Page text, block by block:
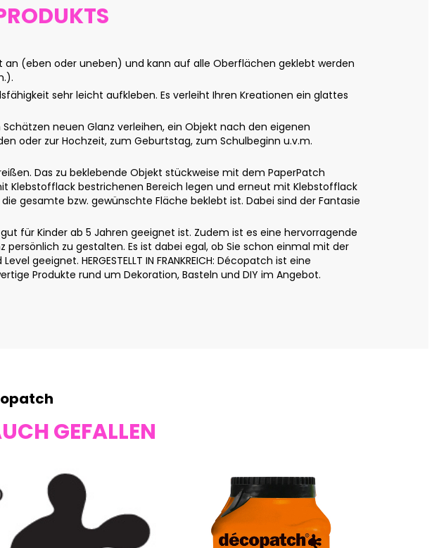
an (eben oder uneben) und kann auf alle Oberflächen geklebt werden
sehr leicht aufkleben. Es verleiht Ihren Kreationen ein glattes
neuen Glanz verleihen, ein Objekt nach den eigenen
oder zur Hochzeit, zum Geburtstag, zum Schulbeginn u.v.m.
Das zu beklebende Objekt stückweise mit dem PaperPatch
Klebstofflack bestrichenen Bereich legen und erneut mit Klebstofflack
gesamte bzw. gewünschte Fläche beklebt ist. Dabei sind der Fantasie
gut für Kinder ab 5 Jahren geeignet ist. Zudem ist es eine hervorragende
zu gestalten. Es ist dabei egal, ob Sie schon einmal mit der
HERGESTELLT IN FRANKREICH: Décopatch ist eine
Produkte rund um Dekoration, Basteln und DIY im Angebot.
GEFALLEN